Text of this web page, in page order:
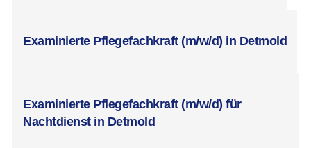
Examinierte Pflegefachkraft (m/w/d) in Detmold
Examinierte Pflegefachkraft (m/w/d) für
Nachtdienst in Detmold